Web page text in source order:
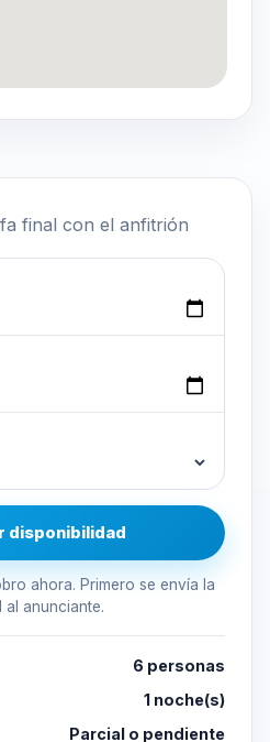
final con el anfitrión
disponibilidad
ahora. Primero se envía la
al anunciante.
6 personas
1 noche(s)
Parcial o pendiente